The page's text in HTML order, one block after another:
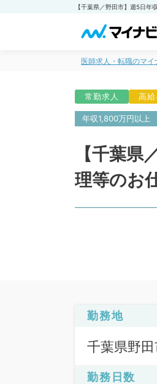
医師求人・転職のマイ
常勤求人 高給
年収1,800万円以上
【千葉
理等のお
勤務地
千葉県野田
勤務日数